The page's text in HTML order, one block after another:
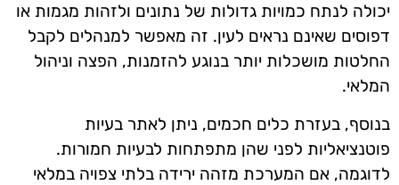
יכולה לנתח כמויות גדולות של נתונים ולזהות מגמות או
דפוסים שאינם נראים לעין. זה מאפשר למנהלים לקבל
החלטות מושכלות יותר בנוגע להזמנות, הפצה וניהול
המלאי.
בנוסף, בעזרת כלים חכמים, ניתן לאתר בעיות
פוטנציאליות לפני שהן מתפתחות לבעיות חמורות.
לדוגמה, אם המערכת מזהה ירידה בלתי צפויה במלאי